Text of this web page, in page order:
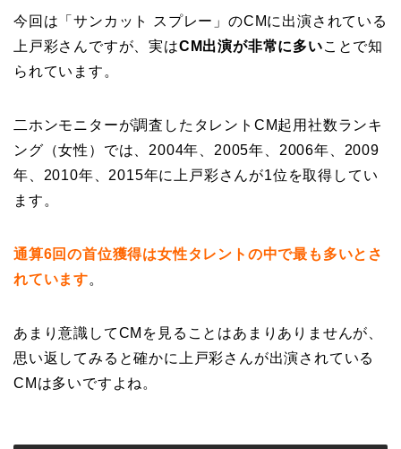
今回は「サンカット スプレー」のCMに出演されている
上戸彩さんですが、実はCM出演が非常に多いことで知
られています。
二ホンモニターが調査したタレントCM起用社数ランキ
ング（女性）では、2004年、2005年、2006年、2009
年、2010年、2015年に上戸彩さんが1位を取得してい
ます。
通算6回の首位獲得は女性タレントの中で最も多いとさ
れています。
あまり意識してCMを見ることはあまりありませんが、
思い返してみると確かに上戸彩さんが出演されている
CMは多いですよね。